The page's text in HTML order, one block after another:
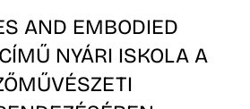
AND EMBODIED
NYÁRI ISKOLA A